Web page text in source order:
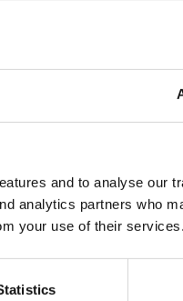
and to analyse our
analytics partners who
your use of their services.
6,5 meter höga Climbing
meters höjd upp till den
samma gång. Dessutom
Det som gör